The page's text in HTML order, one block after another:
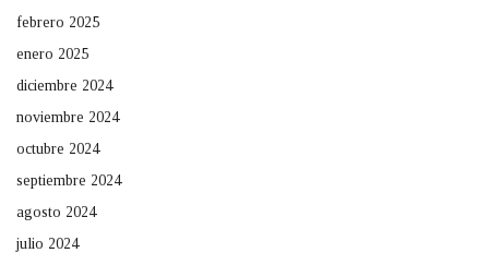
febrero 2025
enero 2025
diciembre 2024
noviembre 2024
octubre 2024
septiembre 2024
agosto 2024
julio 2024